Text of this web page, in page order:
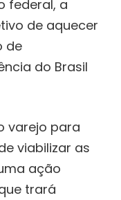
federal, a
de aquecer
de
do Brasil
varejo para
viabilizar as
ação
trará